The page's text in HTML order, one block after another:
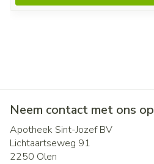
Neem contact met ons op
Apotheek Sint-Jozef BV
Lichtaartseweg 91
2250 Olen